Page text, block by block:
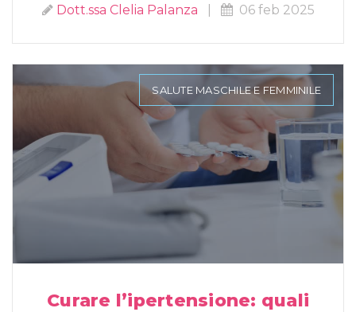
Dott.ssa Clelia Palanza 06 feb 2025
SALUTE MASCHILE E FEMMINILE
Curare l’ipertensione: quali